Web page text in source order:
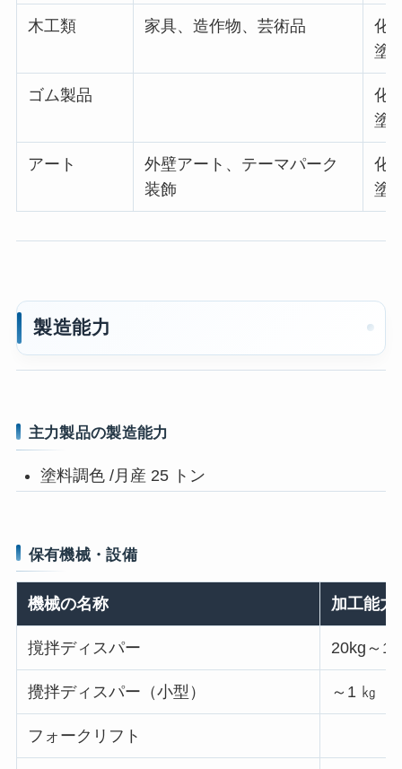
木工類 家具、造作物、芸術品
化
塗
ゴム製品
化
塗
アート
外壁アート、テーマパーク
装飾
化
塗
製造能力
主力製品の製造能力
塗料調色 /月産 25 トン
保有機械・設備
機械の名称 加工能力
撹拌ディスパー 20kg～
攪拌ディスパー（小型） ～1 ㎏
フォークリフト